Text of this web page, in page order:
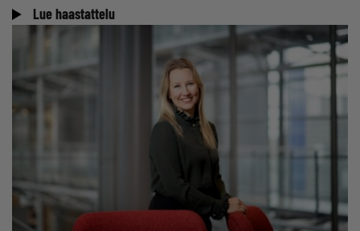
Lue haastattelu